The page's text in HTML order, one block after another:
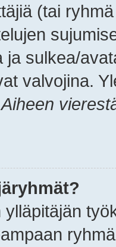
(tai
ja sulkea/
valvojina.
Aiheen